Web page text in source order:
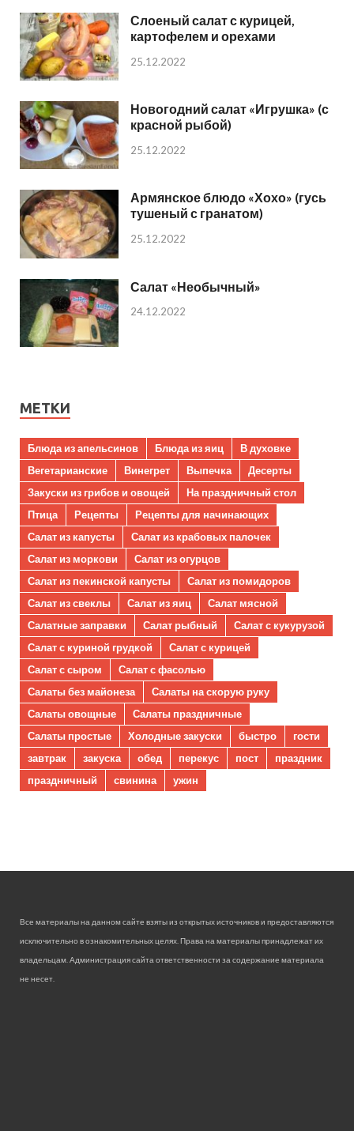
Слоеный салат с курицей,
картофелем и орехами
25.12.2022
Новогодний салат «Игрушка» (с
красной рыбой)
25.12.2022
Армянское блюдо «Хохо» (гусь
тушеный с гранатом)
25.12.2022
Салат «Необычный»
24.12.2022
МЕТКИ
Блюда из апельсинов Блюда из яиц
В духовке
Вегетарианские
Винегрет Выпечка
Десерты
Закуски из грибов и овощей
На праздничный стол
Птица
Рецепты
Рецепты для начинающих
Салат из капусты
Салат из крабовых палочек
Салат из моркови
Салат из огурцов
Салат из пекинской капусты
Салат из помидоров
Салат из свеклы
Салат из яиц
Салат мясной
Салатные заправки
Салат рыбный
Салат с кукурузой
Салат с куриной грудкой
Салат с курицей
Салат с сыром
Салат с фасолью
Салаты без майонеза
Салаты на скорую руку
Салаты овощные
Салаты праздничные
Салаты простые
Холодные закуски быстро
гости
завтрак
закуска обед перекус пост
праздник
праздничный
свинина ужин
Все материалы на данном сайте взяты из открытых источников и предоставляются
исключительно в ознакомительных целях. Права на материалы принадлежат их
владельцам. Администрация сайта ответственности за содержание материала
не несет.